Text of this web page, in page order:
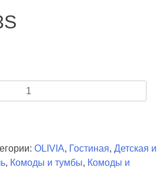
OLIVIA, Гостиная, Детская и
, Комоды и тумбы, Комоды и